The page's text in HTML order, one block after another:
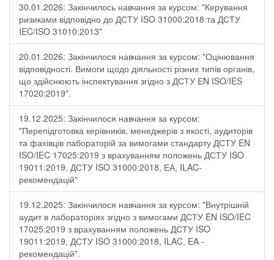
30.01.2026: Закінчилось навчання за курсом: "Керування
ризиками відповідно до ДСТУ ISO 31000:2018 та ДСТУ
IEC/ISO 31010:2013"
20.01.2026: Закінчилося навчання за курсом: "Оцінювання
відповідності. Вимоги щодо діяльності різних типів органів,
що здійснюють інспектування згідно з ДСТУ ЕN ISO/IES
17020:2019".
19.12.2025: Закінчилося навчання за курсом:
"Перепідготовка керівників, менеджерів з якості, аудиторів
та фахівців лабораторій за вимогами стандарту ДСТУ EN
ISO/IEC 17025:2019 з врахуванням положень ДСТУ ISO
19011:2019, ДСТУ ISO 31000:2018, ЕА, ILAC-
рекомендацій"
19.12.2025: Закінчилося навчання за курсом: "Внутрішній
аудит в лабораторіях згідно з вимогами ДСТУ EN ISO/IEC
17025:2019 з врахуванням положень ДСТУ ISO
19011:2019, ДСТУ ISO 31000:2018, ILAC, EA -
рекомендацій".